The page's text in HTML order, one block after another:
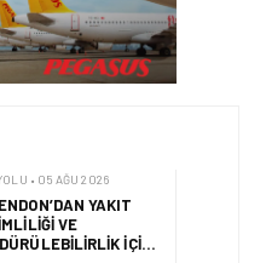
YAKIT
VE
IÇIN
YARI FINANSAL